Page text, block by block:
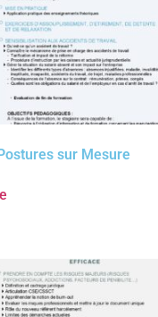
sur Mesure